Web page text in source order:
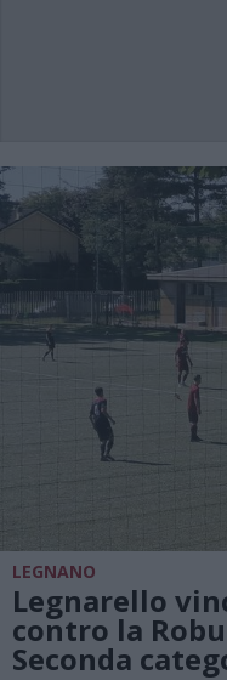
LEGNANO
Legnarello
contro la
Seconda